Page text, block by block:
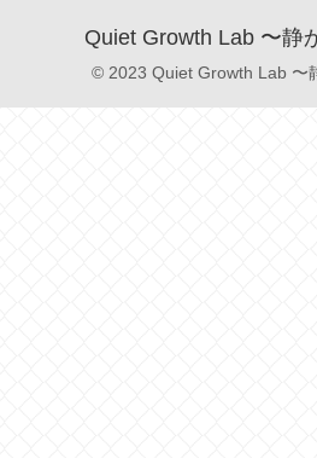
Quiet Growth Lab 〜静
© 2023 Quiet Growth Lab 〜